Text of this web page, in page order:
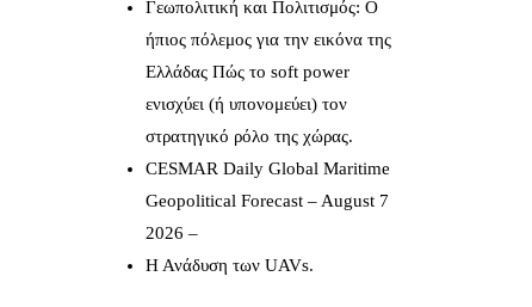
Γεωπολιτική και Πολιτισμός: Ο
ήπιος πόλεμος για την εικόνα της
Ελλάδας Πώς το soft power
ενισχύει (ή υπονομεύει) τον
στρατηγικό ρόλο της χώρας.
CESMAR Daily Global Maritime
Geopolitical Forecast – August 7
2026 –
Η Ανάδυση των UAVs.